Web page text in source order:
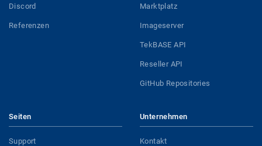
Discord
Referenzen
Marktplatz
Imageserver
TekBASE API
Reseller API
GitHub Repositories
Seiten
Support
Unternehmen
Kontakt